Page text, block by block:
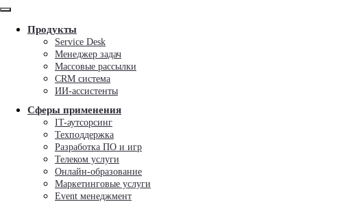
Продукты
Service Desk
Менеджер задач
Массовые рассылки
CRM система
ИИ-ассистенты
Сферы применения
IT-аутсорсинг
Техподдержка
Разработка ПО и игр
Телеком услуги
Онлайн-образование
Маркетинговые услуги
Event менеджмент